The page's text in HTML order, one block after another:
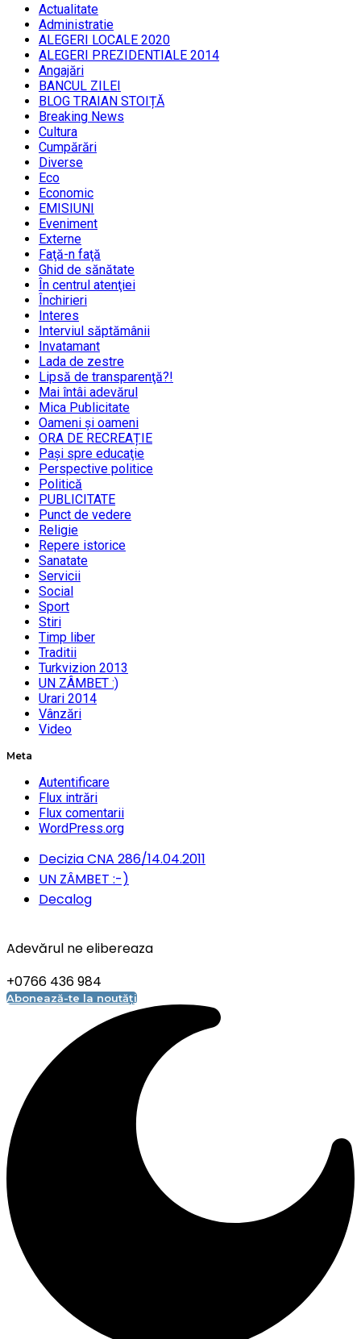
Actualitate
Administratie
ALEGERI LOCALE 2020
ALEGERI PREZIDENTIALE 2014
Angajări
BANCUL ZILEI
BLOG TRAIAN STOIȚĂ
Breaking News
Cultura
Cumpărări
Diverse
Eco
Economic
EMISIUNI
Eveniment
Externe
Faţă-n faţă
Ghid de sănătate
În centrul atenţiei
Închirieri
Interes
Interviul săptămânii
Invatamant
Lada de zestre
Lipsă de transparenţă?!
Mai întâi adevărul
Mica Publicitate
Oameni şi oameni
ORA DE RECREAȚIE
Paşi spre educaţie
Perspective politice
Politică
PUBLICITATE
Punct de vedere
Religie
Repere istorice
Sanatate
Servicii
Social
Sport
Stiri
Timp liber
Traditii
Turkvizion 2013
UN ZÂMBET :)
Urari 2014
Vânzări
Video
Meta
Autentificare
Flux intrări
Flux comentarii
WordPress.org
Decizia CNA 286/14.04.2011
UN ZÂMBET :-)
Decalog
Adevărul ne elibereaza
+0766 436 984
Abonează-te la noutăți